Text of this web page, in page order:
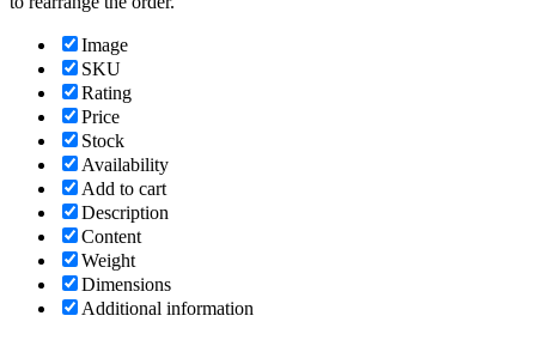
Image
SKU
Rating
Price
Stock
Availability
Add to cart
Description
Content
Weight
Dimensions
Additional information